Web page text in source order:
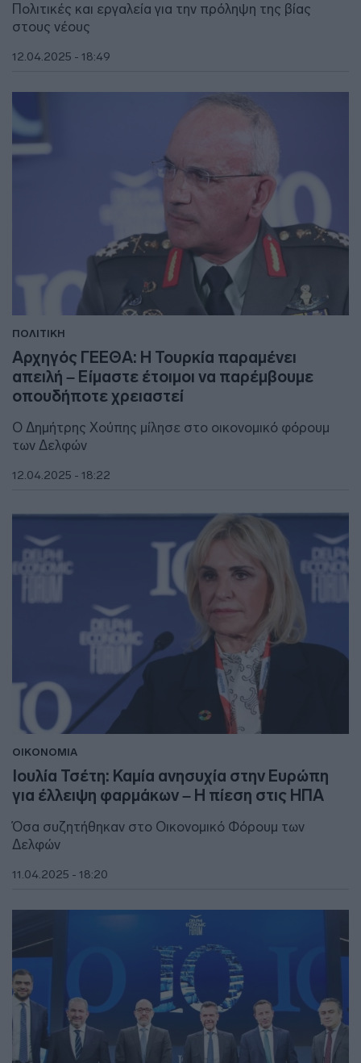
Πολιτικές και εργαλεία για την πρόληψη της βίας
στους νέους
12.04.2025 - 18:49
ΠΟΛΙΤΙΚΗ
Αρχηγός ΓΕΕΘΑ: Η Τουρκία παραμένει
απειλή – Είμαστε έτοιμοι να παρέμβουμε
οπουδήποτε χρειαστεί
Ο Δημήτρης Χούπης μίλησε στο οικονομικό φόρουμ
των Δελφών
12.04.2025 - 18:22
ΟΙΚΟΝΟΜΙΑ
Ιουλία Τσέτη: Καμία ανησυχία στην Ευρώπη
για έλλειψη φαρμάκων – Η πίεση στις ΗΠΑ
Όσα συζητήθηκαν στο Οικονομικό Φόρουμ των
Δελφών
11.04.2025 - 18:20